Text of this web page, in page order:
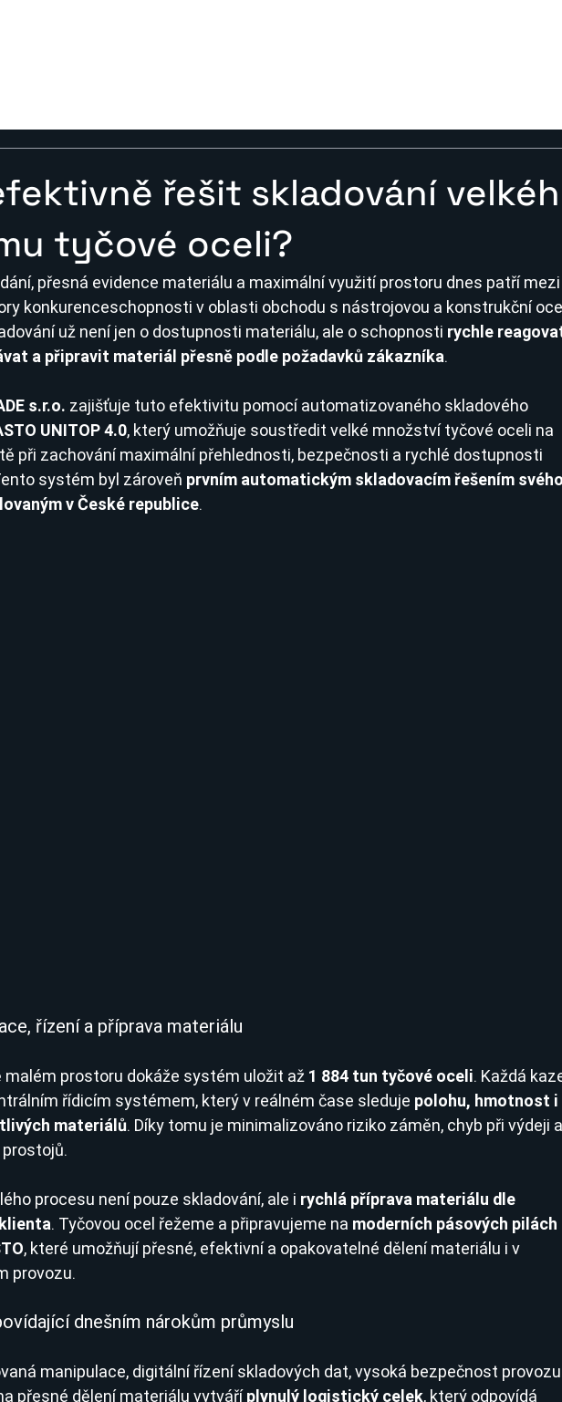
řešit skladování
tyčové oceli?
přesná evidence materiálu a maximální využití prostoru dnes patří mezi
konkurenceschopnosti v oblasti obchodu s nástrojovou a konstrukční
už není jen o dostupnosti materiálu, ale o schopnosti rychle
a připravit materiál přesně podle požadavků zákazníka.
s.r.o. zajišťuje tuto efektivitu pomocí automatizovaného skladového
UNITOP 4.0, který umožňuje soustředit velké množství tyčové oceli na
při zachování maximální přehlednosti, bezpečnosti a rychlé dostupnosti
systém byl zároveň prvním automatickým skladovacím řešením svého
v České republice.
řízení a příprava materiálu
malém prostoru dokáže systém uložit až 1 884 tun tyčové oceli. Každá
řídicím systémem, který v reálném čase sleduje polohu, hmotnost i
materiálů. Díky tomu je minimalizováno riziko záměn, chyb při výdeji a
procesu není pouze skladování, ale i rychlá příprava materiálu dle
. Tyčovou ocel řežeme a připravujeme na moderních pásových pilách
, které umožňují přesné, efektivní a opakovatelné dělení materiálu i v
provozu.
dnešním nárokům průmyslu
manipulace, digitální řízení skladových dat, vysoká bezpečnost
přesné dělení materiálu vytváří plynulý logistický celek, který odpovídá